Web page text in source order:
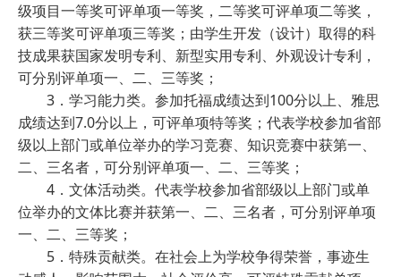
级项目一等奖可评单项一等奖，二等奖可评单项二等奖，
获三等奖可评单项三等奖；由学生开发（设计）取得的科
技成果获国家发明专利、新型实用专利、外观设计专利，
可分别评单项一、二、三等奖；
3．学习能力类。参加托福成绩达到100分以上、雅思
成绩达到7.0分以上，可评单项特等奖；代表学校参加省部
级以上部门或单位举办的学习竞赛、知识竞赛中获第一、
二、三名者，可分别评单项一、二、三等奖；
4．文体活动类。代表学校参加省部级以上部门或单
位举办的文体比赛并获第一、二、三名者，可分别评单项
一、二、三等奖；
5．特殊贡献类。在社会上为学校争得荣誉，事迹生